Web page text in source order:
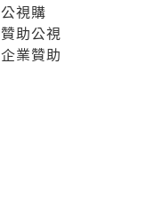
公視購
贊助公視
企業贊助